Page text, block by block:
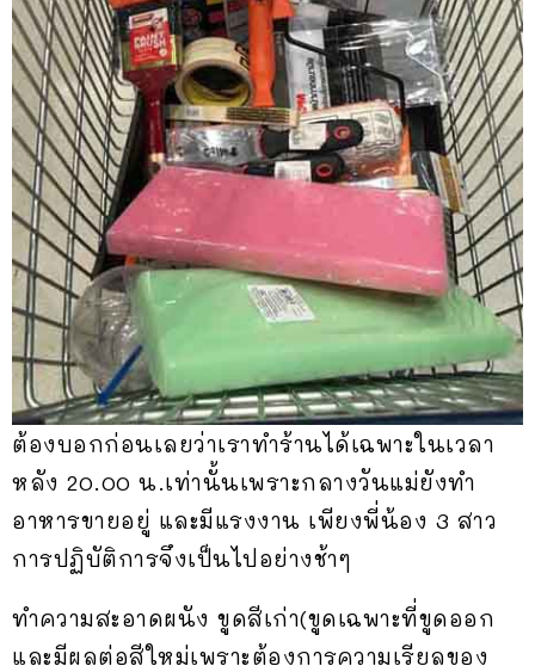
ต้องบอกก่อนเลยว่าเราทำร้านได้เฉพาะในเวลา
หลัง 20.00 น.เท่านั้นเพราะกลางวันแม่ยังทำ
อาหารขายอยู่ และมีแรงงาน เพียงพี่น้อง 3 สาว
การปฏิบัติการจึงเป็นไปอย่างช้าๆ
ทำความสะอาดผนัง ขูดสีเก่า(ขูดเฉพาะที่ขูดออก
และมีผลต่อสีใหม่เพราะต้องการความเรียลของ